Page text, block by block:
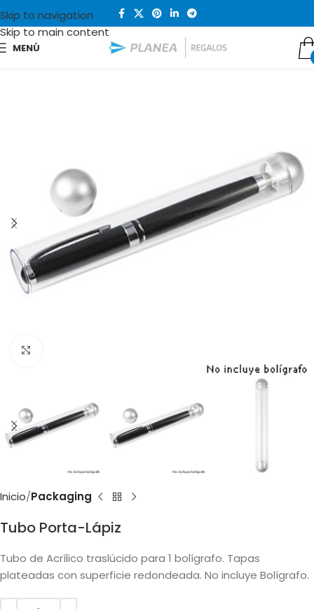
Skip to navigation
Skip to main content
MENÚ
Inicio Packaging
Tubo Porta-Lápiz
Tubo de Acrílico traslúcido para 1 bolígrafo. Tapas
plateadas con superficie redondeada. No incluye Bolígrafo.